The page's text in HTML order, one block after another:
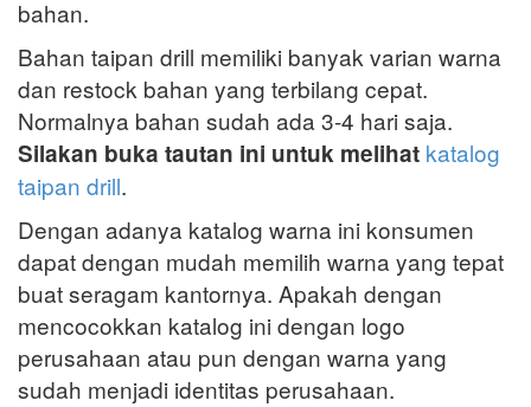
bahan.
Bahan taipan drill memiliki banyak varian warna
dan restock bahan yang terbilang cepat.
Normalnya bahan sudah ada 3-4 hari saja.
Silakan buka tautan ini untuk melihat katalog
taipan drill.
Dengan adanya katalog warna ini konsumen
dapat dengan mudah memilih warna yang tepat
buat seragam kantornya. Apakah dengan
mencocokkan katalog ini dengan logo
perusahaan atau pun dengan warna yang
sudah menjadi identitas perusahaan.